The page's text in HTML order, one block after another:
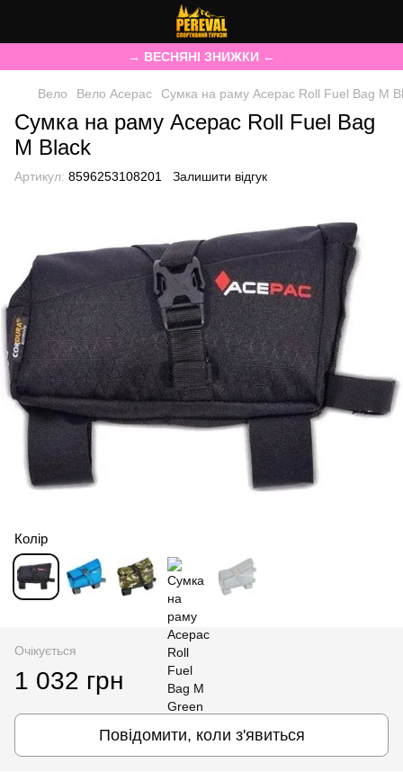
→ ВЕСНЯНІ ЗНИЖКИ ←
Вело Вело Acepac Сумка на раму Acepac Roll Fuel Bag M
Сумка на раму Acepac Roll Fuel Bag
M Black
Артикул: 8596253108201 Залишити відгук
Колір
Очікується
1 032 грн
Повідомити, коли з'явиться